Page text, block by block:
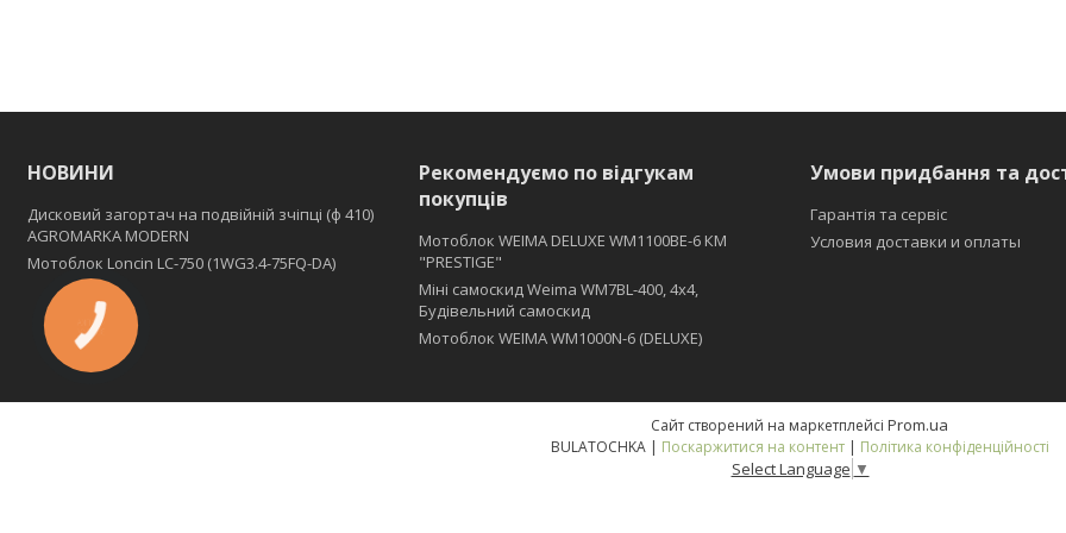
НОВИНИ
Дисковий загортач на подвійній зчіпці (ф 410)
АGROMARKA MODERN
Мотоблок Loncin LC-750 (1WG3.4-75FQ-DA)
Рекомендуємо по відгукам
покупців
Мотоблок WEIMA DELUXE WM1100BE-6 КМ
"PRESTIGE"
Міні самоскид Weima WM7BL-400, 4x4,
Будівельний самоскид
Мотоблок WEIMA WM1000N-6 (DELUXE)
Умови придбання та
Гарантія та сервіс
Условия доставки и оплаты
Сайт створений на маркетплейсі Prom.ua
BULATOCHKA | Поскаржитися на контент | Політика конфіденційності
Select Language ▼